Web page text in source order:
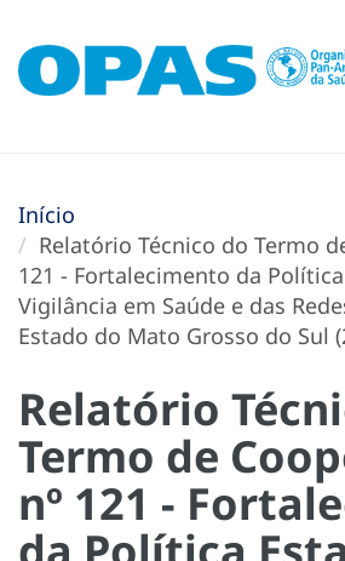
Início
Relatório Técnico do Termo
121 - Fortalecimento da
Vigilância em Saúde e das
Estado do Mato Grosso do Sul
Relatório
Termo de
nº 121 -